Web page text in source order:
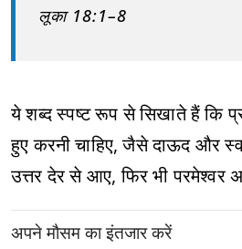
लूका 18:1–8
ये शब्द स्पष्ट रूप से सिखाते हैं कि
हुए करनी चाहिए, जैसे दाऊद और
उत्तर देर से आए, फिर भी परमेश्वर
अपने मौसम का इंतजार करें